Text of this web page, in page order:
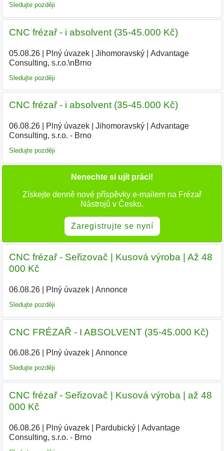
Sledujte později
CNC frézař - i absolvent (35-45.000 Kč)
05.08.26| Plný úvazek| Jihomoravský|
Advantage
Consulting, s.r.o.\nBrno
Sledujte později
CNC frézař - i absolvent (35-45.000 Kč)
06.08.26| Plný úvazek| Jihomoravský|
Advantage
Consulting, s.r.o. - Brno
Sledujte později
Nenechte si ujít práci!
Získejte denně nové příspěvky e-mailem na Frézař
Nástrojů v Česko.
Zaregistrujte se nyní
CNC frézař - Seřizovač | Kusová výroba | Až 48
000 Kč
06.08.26| Plný úvazek| Annonce
Sledujte později
CNC FRÉZAŘ - I ABSOLVENT (35-45.000 Kč)
06.08.26| Plný úvazek| Annonce
Sledujte později
CNC frézař - Seřizovač | Kusová výroba | až 48
000 Kč
06.08.26| Plný úvazek| Pardubický|
Advantage
Consulting, s.r.o. - Brno